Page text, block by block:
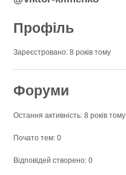
Профіль
Зареєстровано: 8 років тому
Форуми
Остання активність: 8 років тому
Почато тем: 0
Відповідей створено: 0